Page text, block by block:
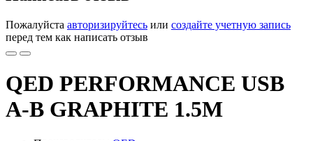
Пожалуйста авторизируйтесь или создайте учетную запись
перед тем как написать отзыв
QED PERFORMANCE USB
A-B GRAPHITE 1.5M